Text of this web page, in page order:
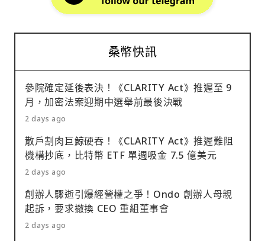
桑幣快訊
參院確定延後表決！《CLARITY Act》推遲至 9
月，加密法案迎期中選舉前最後決戰
2 days ago
散戶割肉巨鯨硬吞！《CLARITY Act》推遲難阻
機構抄底，比特幣 ETF 單週吸金 7.5 億美元
2 days ago
創辦人驟逝引爆經營權之爭！Ondo 創辦人母親
起訴，要求撤換 CEO 重組董事會
2 days ago